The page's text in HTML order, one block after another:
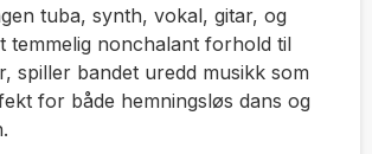
tuba, synth, vokal, gitar, og
temmelig nonchalant forhold til
spiller bandet uredd musikk som
for både hemningsløs dans og